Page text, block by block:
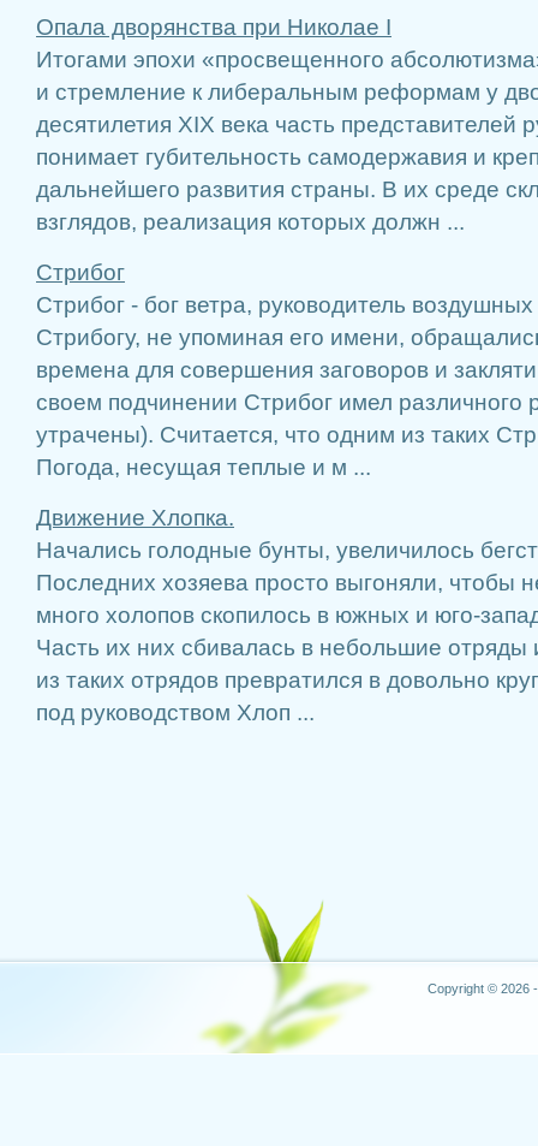
Опала дворянства при Николае I
Итогами эпохи «просвещенного
и стремление к либеральным реформам у
десятилетия XIX века часть представителей
понимает губительность самодержавия и
дальнейшего развития страны. В их среде
взглядов, реализация которых должн ...
Стрибог
Стрибог - бог ветра, руководитель
Стрибогу, не упоминая его имени,
времена для совершения заговоров и
своем подчинении Стрибог имел различного
утрачены). Считается, что одним из таких
Погода, несущая теплые и м ...
Движение Хлопка.
Начались голодные бунты, увеличилось
Последних хозяева просто выгоняли, чтобы
много холопов скопилось в южных и юго-
Часть их них сбивалась в небольшие
из таких отрядов превратился в довольно
под руководством Хлоп ...
Copyright © 2026